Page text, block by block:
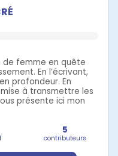
de femme en quête
En l’écrivant,
profondeur. En
à transmettre les
présente ici mon
5
contributeurs